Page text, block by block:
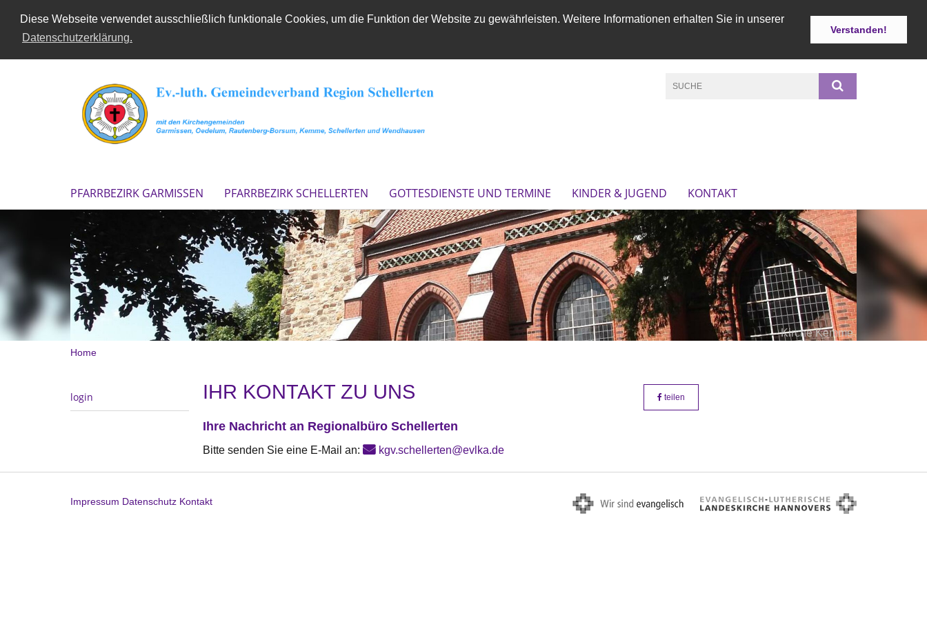
Diese Webseite verwendet ausschließlich funktionale Cookies, um die Funktion der Website zu gewährleisten. Weitere Informationen erhalten Sie in unserer
Datenschutzerklärung.
Verstanden!
PFARRBEZIRK GARMISSEN PFARRBEZIRK SCHELLERTEN GOTTESDIENSTE UND TERMINE KINDER & JUGEND KONTAKT
Kirche Kemme
Home
login IHR KONTAKT ZU UNS teilen
Ihre Nachricht an Regionalbüro Schellerten
Bitte senden Sie eine E-Mail an: kgv.schellerten@evlka.de
Impressum Datenschutz Kontakt